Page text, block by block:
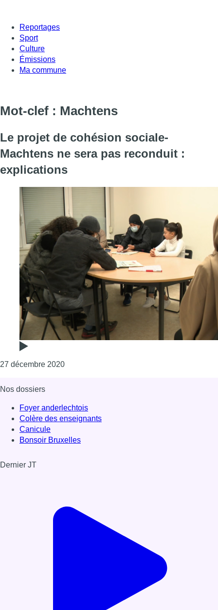
Reportages
Sport
Culture
Émissions
Ma commune
Mot-clef : Machtens
Le projet de cohésion sociale-
Machtens ne sera pas reconduit :
explications
27 décembre 2020Consulter l'article "Le projet de cohésion
Nos dossiers
Foyer anderlechtois
Colère des enseignants
Canicule
Bonsoir Bruxelles
Dernier JT